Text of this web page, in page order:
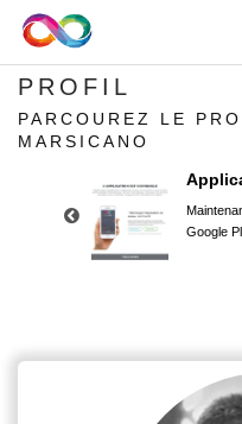
PROFIL
PARCOUREZ LE
MARSICANO
Google
Google